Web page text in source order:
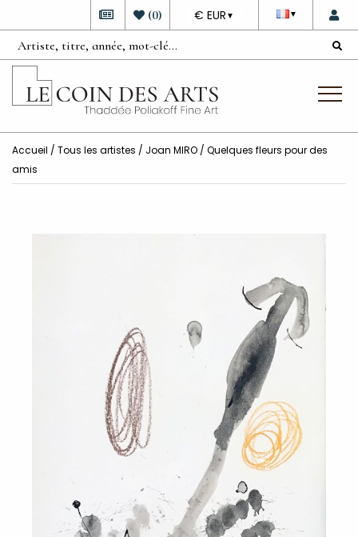
▼
DEVISE
€ EUR ▼
(0)
Accueil / Tous les artistes / Joan MIRO / Quelques fleurs pour des
amis